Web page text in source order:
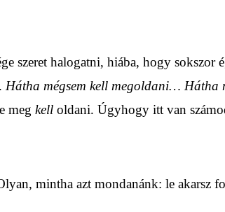
szeret halogatni, hiába, hogy
Hátha mégsem kell megoldani…
meg kell oldani. Úgyhogy itt van
mintha azt mondanánk: le